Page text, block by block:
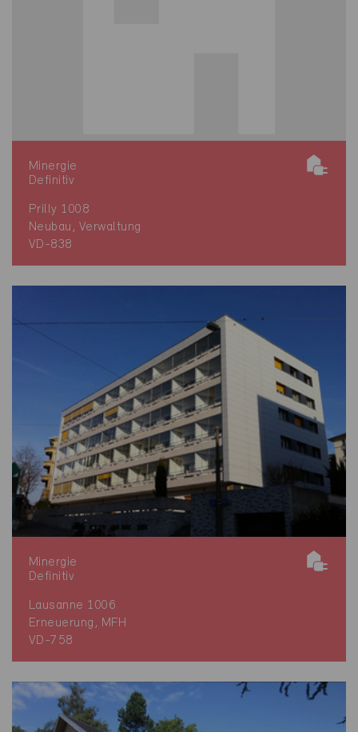
Minergie
Definitiv
Prilly 1008
Neubau, Verwaltung
VD-838
Minergie
Definitiv
Lausanne 1006
Erneuerung, MFH
VD-758